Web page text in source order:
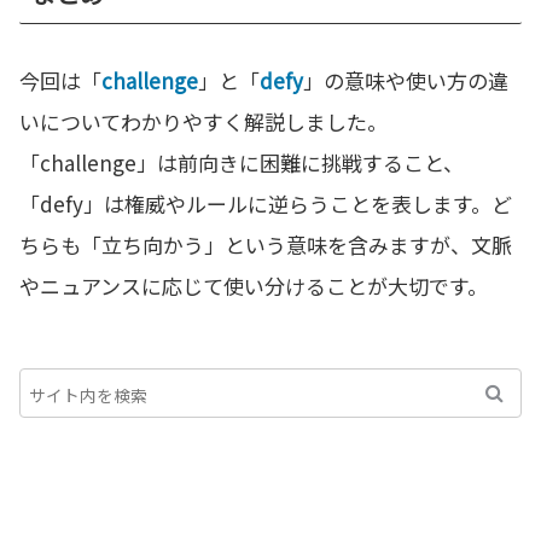
今回は「challenge」と「defy」の意味や使い方の違
いについてわかりやすく解説しました。
「challenge」は前向きに困難に挑戦すること、
「defy」は権威やルールに逆らうことを表します。ど
ちらも「立ち向かう」という意味を含みますが、文脈
やニュアンスに応じて使い分けることが大切です。